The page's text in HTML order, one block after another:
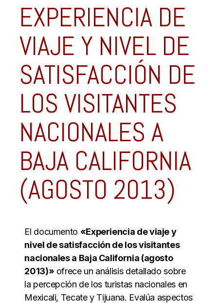
EXPERIENCIA DE
VIAJE Y NIVEL DE
SATISFACCIÓN DE
LOS VISITANTES
NACIONALES A
BAJA CALIFORNIA
(AGOSTO 2013)
El documento «Experiencia de viaje y
nivel de satisfacción de los visitantes
nacionales a Baja California (agosto
2013)» ofrece un análisis detallado sobre
la percepción de los turistas nacionales en
Mexicali, Tecate y Tijuana. Evalúa aspectos